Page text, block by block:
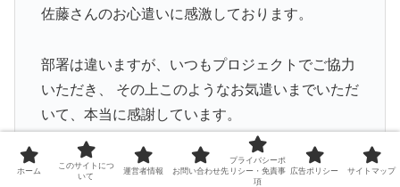
佐藤さんのお心遣いに感激しております。
部署は違いますが、いつもプロジェクトでご協力
いただき、 その上このようなお気遣いまでいただ
いて、本当に感謝しています。
また何かありましたら、お声がけください。 今後
ホーム
このサイトにつ
いて
運営者情報 お問い合わせ先
プライバシーポ
リシー・免責事
項
広告ポリシー サイトマップ